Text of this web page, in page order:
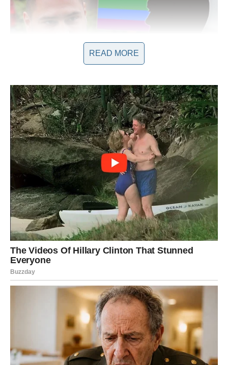
Prijateljstva i Medijske Spekulacije
Prije nekoliko godina, Ljuba je bio na meti medija zbog svog
bliskog prijateljstva sa kolegom Milanom Dinčićem, poznatim
kao Dinča. Njih dvojica su često viđeni zajedno, putovali su i
nastupali, što je dovelo do spekulacija o njihovim odnosima.
Ove glasine su postale izvor senzacionalizma, a Ljuba se
READ MORE